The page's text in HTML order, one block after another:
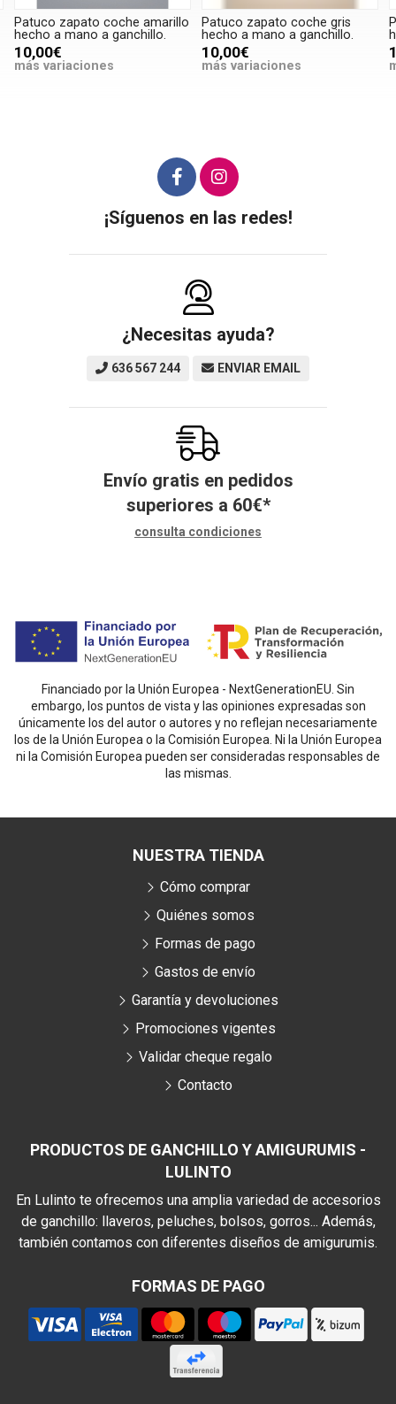
Patuco zapato coche amarillo
hecho a mano a ganchillo.
10,00€
más variaciones
Patuco zapato coche gris
hecho a mano a ganchillo.
10,00€
más variaciones
¡Síguenos en las redes!
¿Necesitas ayuda?
636 567 244 ENVIAR EMAIL
Envío gratis en pedidos
superiores a 60€*
consulta condiciones
Financiado por la Unión Europea - NextGenerationEU. Sin
embargo, los puntos de vista y las opiniones expresadas son
únicamente los del autor o autores y no reflejan necesariamente
los de la Unión Europea o la Comisión Europea. Ni la Unión Europea
ni la Comisión Europea pueden ser consideradas responsables de
las mismas.
PRODUCTOS DE GANCHILLO Y AMIGURUMIS -
LULINTO
En Lulinto te ofrecemos una amplia variedad de accesorios
de ganchillo: llaveros, peluches, bolsos, gorros... Además,
también contamos con diferentes diseños de amigurumis.
FORMAS DE PAGO
NUESTRA TIENDA
Cómo comprar
Quiénes somos
Formas de pago
Gastos de envío
Garantía y devoluciones
Promociones vigentes
Validar cheque regalo
Contacto